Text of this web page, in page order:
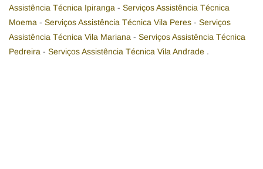
Assistência Técnica Ipiranga - Serviços Assistência Técnica
Moema - Serviços Assistência Técnica Vila Peres - Serviços
Assistência Técnica Vila Mariana - Serviços Assistência Técnica
Pedreira - Serviços Assistência Técnica Vila Andrade .